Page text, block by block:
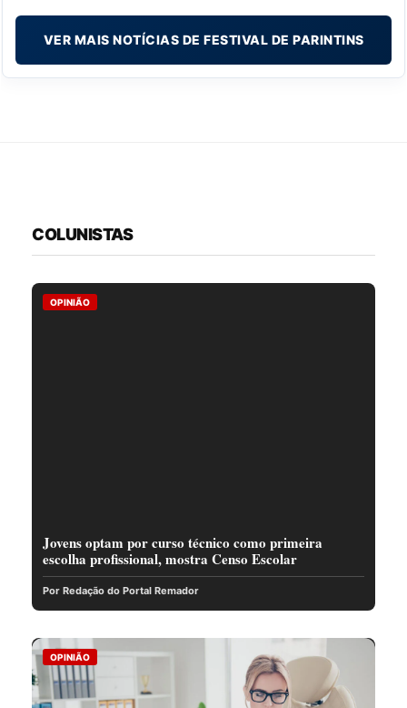
VER MAIS NOTÍCIAS DE FESTIVAL DE PARINTINS
COLUNISTAS
OPINIÃO
Jovens optam por curso técnico como primeira
escolha profissional, mostra Censo Escolar
Por Redação do Portal Remador
OPINIÃO